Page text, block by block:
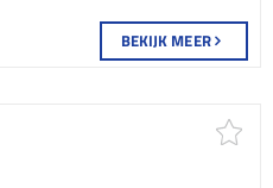
BEKIJK MEER